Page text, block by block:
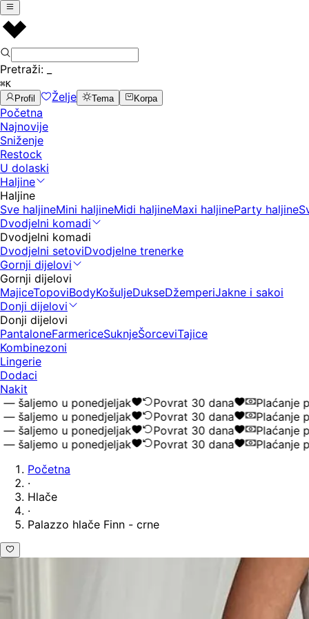
Pretraži:
⌘K
Profil
Želje Tema Korpa
Početna
Najnovije
Sniženje
Restock
U dolaski
Haljine
Haljine
Sve haljineMini haljineMidi haljineMaxi haljineParty haljine
Dvodjelni komadi
Dvodjelni komadi
Dvodjelni setoviDvodjelne trenerke
Gornji dijelovi
Gornji dijelovi
MajiceTopoviBodyKošuljeDukseDžemperiJakne i sakoi
Donji dijelovi
Donji dijelovi
PantaloneFarmericeSuknjeŠorceviTajice
Kombinezoni
Lingerie
Dodaci
Nakit
u ponedjeljak
Povrat 30 dana
Plaćanje
u ponedjeljak
Povrat 30 dana
Plaćanje
u ponedjeljak
Povrat 30 dana
Plaćanje
u ponedjeljak
Povrat 30 dana
Plaćanje
Početna
·
Hlače
·
Palazzo hlače Finn - crne